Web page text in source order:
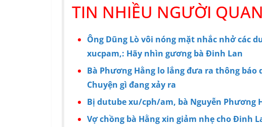
TIN NHIỀU NGƯỜI
Ông Dũng Lò vôi nóng mặt nhắc nhở các
xucpam,: Hãy nhìn gương bà Đinh Lan
Bà Phương Hằng lo lắng đưa ra thông
Chuyện gì đang xảy ra
Bị dutube xu/cph/am, bà Nguyễn Phương
Vợ chồng bà Hằng xin giảm nhẹ cho Đinh